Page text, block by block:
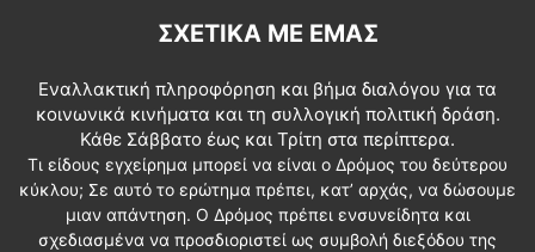
ΣΧΕΤΙΚΆ ΜΕ ΕΜΆΣ
Εναλλακτική πληροφόρηση και βήμα διαλόγου για τα
κοινωνικά κινήματα και τη συλλογική πολιτική δράση.
Κάθε Σάββατο έως και Τρίτη στα περίπτερα.
Τι είδους εγχείρημα μπορεί να είναι ο Δρόμος του δεύτερου
κύκλου; Σε αυτό το ερώτημα πρέπει, κατ’ αρχάς, να δώσουμε
μιαν απάντηση. Ο Δρόμος πρέπει ενσυνείδητα και
σχεδιασμένα να προσδιοριστεί ως συμβολή διεξόδου της